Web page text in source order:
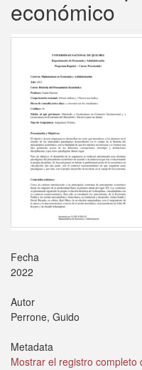
económico
Fecha
2022
Autor
Perrone, Guido
Metadata
Mostrar el registro completo